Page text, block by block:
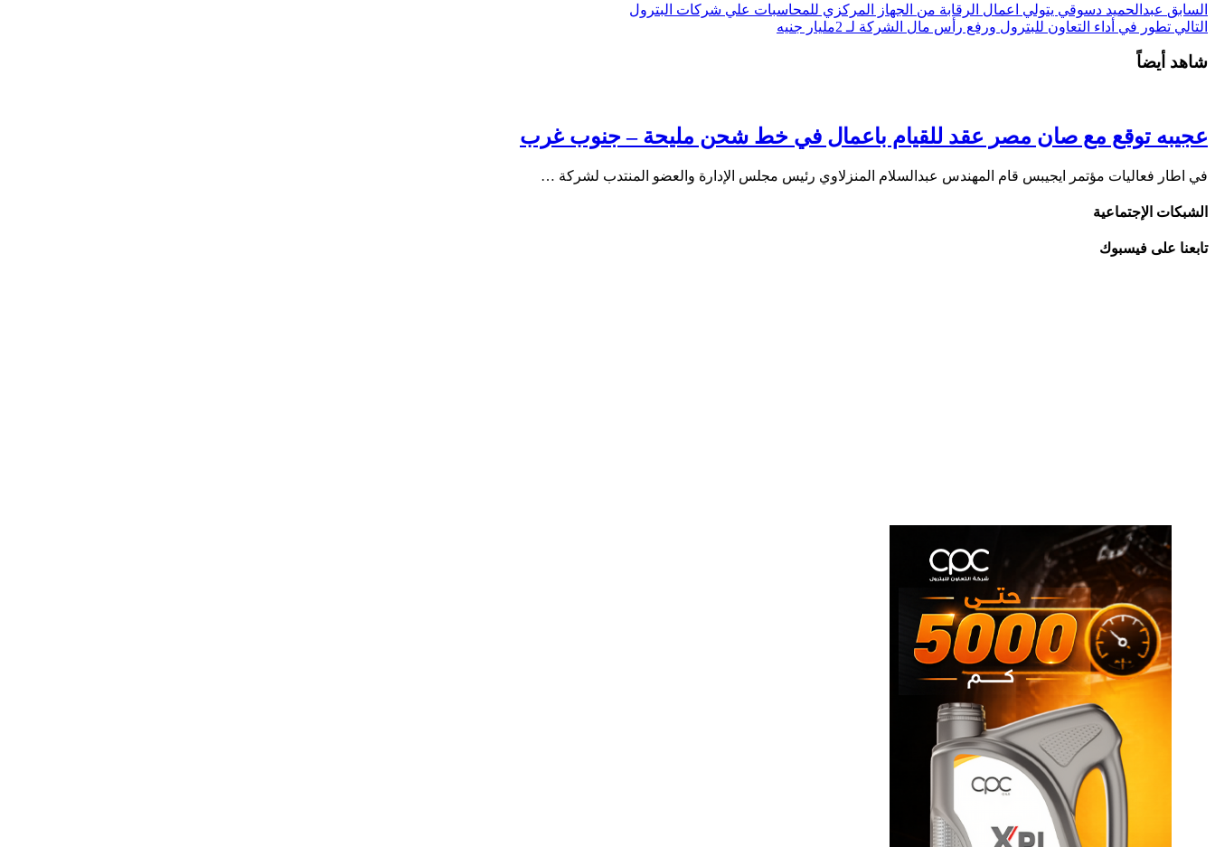
السابق عبدالحميد دسوقي يتولي اعمال الرقابة من الجهاز المركزي للمحاسبات علي شركات البترول
التالي تطور في أداء التعاون للبترول ورفع رأس مال الشركة لـ 2مليار جنيه
شاهد أيضاً
عجيبه توقع مع صان مصر عقد للقيام باعمال في خط شحن مليحة – جنوب غرب
في اطار فعاليات مؤتمر ايجيبس قام المهندس عبدالسلام المنزلاوي رئيس مجلس الإدارة والعضو المنتدب لشركة …
الشبكات الإجتماعية
تابعنا على فيسبوك